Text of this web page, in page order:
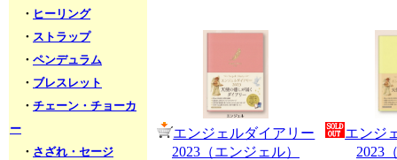
・ ヒーリング
・ ストラップ
・ ペンデュラム
・ ブレスレット
・ チェーン・チョーカ
ー
・ さざれ・セージ
エンジェルダイアリー
2023（エンジェル）
エンジ
2023